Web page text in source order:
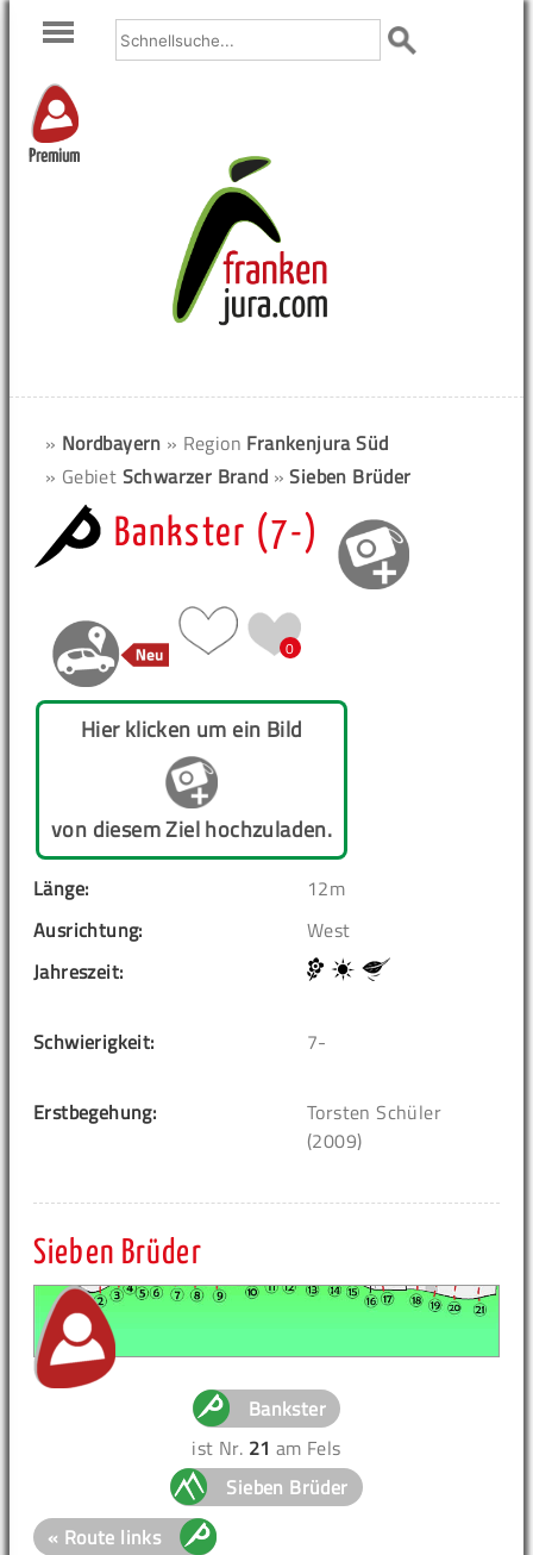
Premium
» Nordbayern » Region Frankenjura Süd
» Gebiet Schwarzer Brand »Sieben Brüder
Bankster (7-)
0
Hier klicken um ein Bild
von diesem Ziel hochzuladen.
Länge:
12m
Ausrichtung:
West
Jahreszeit:
Schwierigkeit: 7-
Erstbegehung:
Torsten Schüler
(2009)
Sieben Brüder
Bankster
ist Nr. 21 am Fels
Sieben Brüder
« Route links